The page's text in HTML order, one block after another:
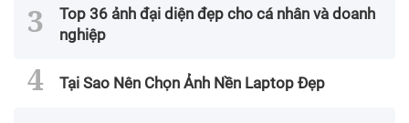
Top 36 ảnh đại diện đẹp cho cá nhân và doanh
nghiệp
Tại Sao Nên Chọn Ảnh Nền Laptop Đẹp